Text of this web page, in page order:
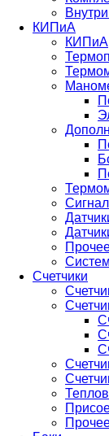
КИПиА
КИПиА
Счетчики